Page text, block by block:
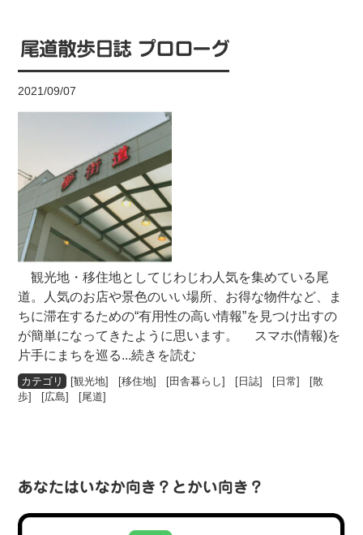
尾道散歩日誌 プロローグ
2021/09/07
観光地・移住地としてじわじわ人気を集めている尾
道。人気のお店や景色のいい場所、お得な物件など、ま
ちに滞在するための“有用性の高い情報”を見つけ出すの
が簡単になってきたように思います。 スマホ(情報)を
片手にまちを巡る...続きを読む
[観光地] [移住地] [田舎暮らし] [ 日誌] [ 日常] [散
歩] [広島] [尾道]
あなたはいなか向き？とかい向き？